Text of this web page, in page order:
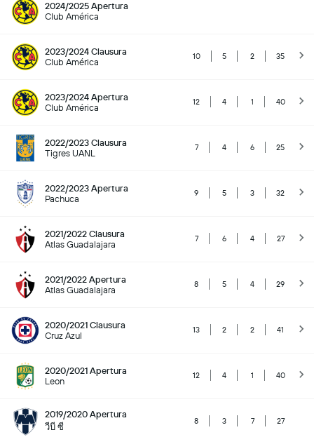
2024/2025 Apertura
Club América
2023/2024 Clausura
Club América
10 5 2 35
2023/2024 Apertura
Club América
12 4 1 40
2022/2023 Clausura
Tigres UANL
7 4 6 25
2022/2023 Apertura
Pachuca
9 5 3 32
2021/2022 Clausura
Atlas Guadalajara
7 6 4 27
2021/2022 Apertura
Atlas Guadalajara
8 5 4 29
2020/2021 Clausura
Cruz Azul
13 2 2 41
2020/2021 Apertura
Leon
12 4 1 40
2019/2020 Apertura
วีบี ซี
8 3 7 27